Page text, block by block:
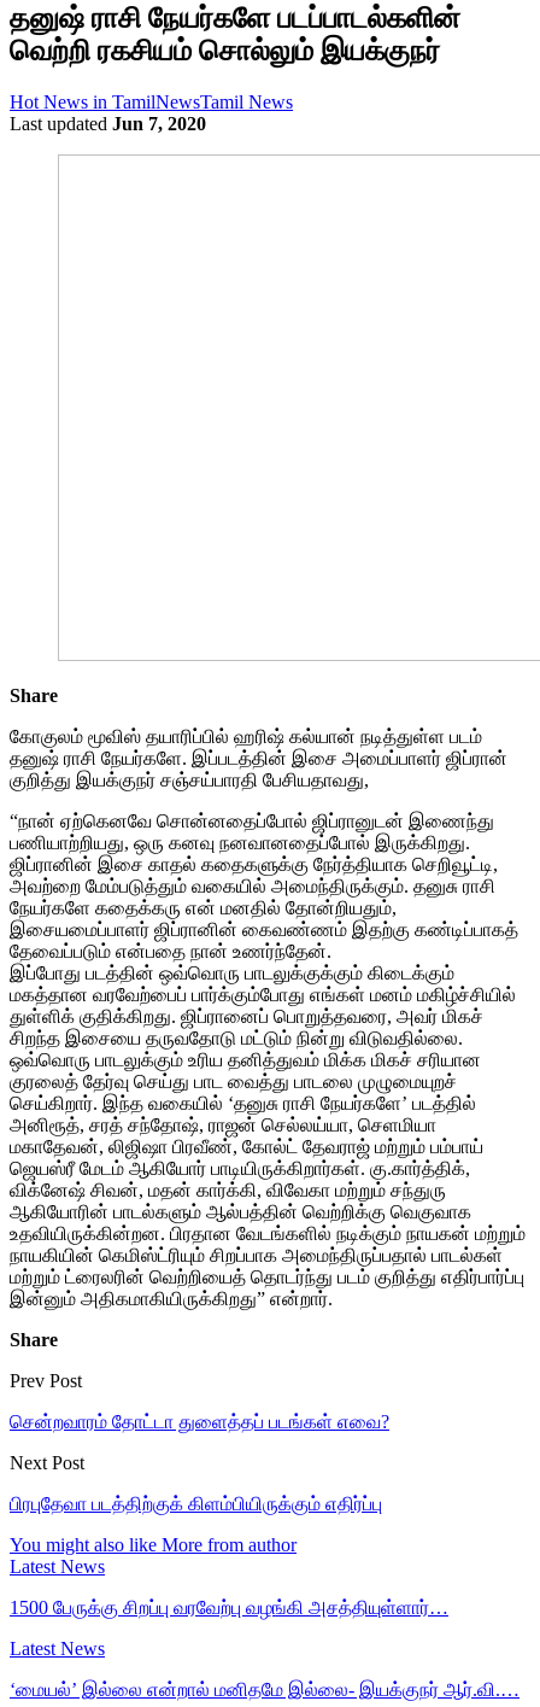
தனுஷ் ராசி நேயர்களே படப்பாடல்களின்
வெற்றி ரகசியம் சொல்லும் இயக்குநர்
Hot News in TamilNewsTamil News
Last updated Jun 7, 2020
Share
கோகுலம் மூவிஸ் தயாரிப்பில் ஹரிஷ் கல்யான் நடித்துள்ள படம்
தனுஷ் ராசி நேயர்களே. இப்படத்தின் இசை அமைப்பாளர் ஜிப்ரான்
குறித்து இயக்குநர் சஞ்சய்பாரதி பேசியதாவது,
“நான் ஏற்கெனவே சொன்னதைப்போல் ஜிப்ரானுடன் இணைந்து
பணியாற்றியது, ஒரு கனவு நனவானதைப்போல் இருக்கிறது.
ஜிப்ரானின் இசை காதல் கதைகளுக்கு நேர்த்தியாக செறிவூட்டி,
அவற்றை மேம்படுத்தும் வகையில் அமைந்திருக்கும். தனுசு ராசி
நேயர்களே கதைக்கரு என் மனதில் தோன்றியதும்,
இசையமைப்பாளர் ஜிப்ரானின் கைவண்ணம் இதற்கு கண்டிப்பாகத்
தேவைப்படும் என்பதை நான் உணர்ந்தேன்.
இப்போது படத்தின் ஒவ்வொரு பாடலுக்குக்கும் கிடைக்கும்
மகத்தான வரவேற்பைப் பார்க்கும்போது எங்கள் மனம் மகிழ்ச்சியில்
துள்ளிக் குதிக்கிறது. ஜிப்ரானைப் பொறுத்தவரை, அவர் மிகச்
சிறந்த இசையை தருவதோடு மட்டும் நின்று விடுவதில்லை.
ஒவ்வொரு பாடலுக்கும் உரிய தனித்துவம் மிக்க மிகச் சரியான
குரலைத் தேர்வு செய்து பாட வைத்து பாடலை முழுமையுறச்
செய்கிறார். இந்த வகையில் ‘தனுசு ராசி நேயர்களே’ படத்தில்
அனிரூத், சரத் சந்தோஷ், ராஜன் செல்லய்யா, செளமியா
மகாதேவன், லிஜிஷா பிரவீண், கோல்ட் தேவராஜ் மற்றும் பம்பாய்
ஜெயஸ்ரீ மேடம் ஆகியோர் பாடியிருக்கிறார்கள். கு.கார்த்திக்,
விக்னேஷ் சிவன், மதன் கார்க்கி, விவேகா மற்றும் சந்துரு
ஆகியோரின் பாடல்களும் ஆல்பத்தின் வெற்றிக்கு வெகுவாக
உதவியிருக்கின்றன. பிரதான வேடங்களில் நடிக்கும் நாயகன் மற்றும்
நாயகியின் கெமிஸ்ட்ரியும் சிறப்பாக அமைந்திருப்பதால் பாடல்கள்
மற்றும் ட்ரைலரின் வெற்றியைத் தொடர்ந்து படம் குறித்து எதிர்பார்ப்பு
இன்னும் அதிகமாகியிருக்கிறது” என்றார்.
Share
Prev Post
சென்றவாரம் தோட்டா துளைத்தப் படங்கள் எவை?
Next Post
பிரபுதேவா படத்திற்குக் கிளம்பியிருக்கும் எதிர்ப்பு
You might also like More from author
Latest News
1500 பேருக்கு சிறப்பு வரவேற்பு வழங்கி அசத்தியுள்ளார்…
Latest News
‘மையல்’ இல்லை என்றால் மனிதமே இல்லை- இயக்குநர் ஆர்.வி.…